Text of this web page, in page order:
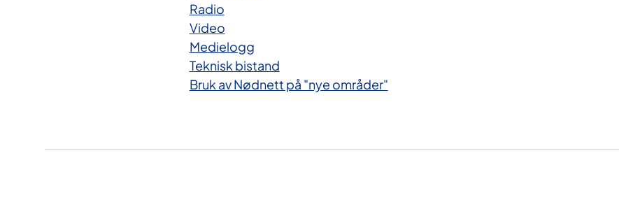
Radio
Video
Medielogg
Teknisk bistand
Bruk av Nødnett på "nye områder"